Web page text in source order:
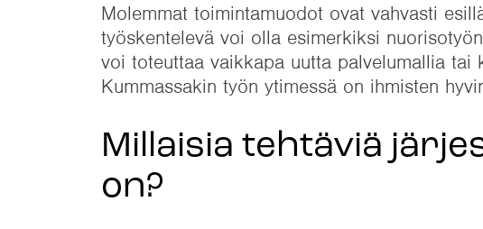
Molemmat toimintamuodot ovat vahvasti
työskentelevä voi olla esimerkiksi
voi toteuttaa vaikkapa uutta palvelumallia tai
Kummassakin työn ytimessä on ihmisten
Millaisia tehtäviä
on?